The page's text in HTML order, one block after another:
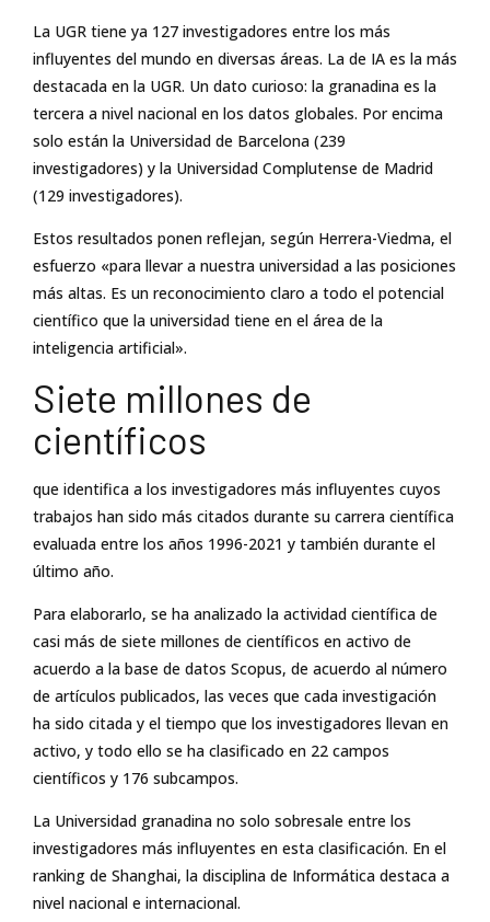
La UGR tiene ya 127 investigadores entre los más
influyentes del mundo en diversas áreas. La de IA es la más
destacada en la UGR. Un dato curioso: la granadina es la
tercera a nivel nacional en los datos globales. Por encima
solo están la Universidad de Barcelona (239
investigadores) y la Universidad Complutense de Madrid
(129 investigadores).
Estos resultados ponen reflejan, según Herrera-Viedma, el
esfuerzo «para llevar a nuestra universidad a las posiciones
más altas. Es un reconocimiento claro a todo el potencial
científico que la universidad tiene en el área de la
inteligencia artificial».
Siete millones de
científicos
que identifica a los investigadores más influyentes cuyos
trabajos han sido más citados durante su carrera científica
evaluada entre los años 1996-2021 y también durante el
último año.
Para elaborarlo, se ha analizado la actividad científica de
casi más de siete millones de científicos en activo de
acuerdo a la base de datos Scopus, de acuerdo al número
de artículos publicados, las veces que cada investigación
ha sido citada y el tiempo que los investigadores llevan en
activo, y todo ello se ha clasificado en 22 campos
científicos y 176 subcampos.
La Universidad granadina no solo sobresale entre los
investigadores más influyentes en esta clasificación. En el
ranking de Shanghai, la disciplina de Informática destaca a
nivel nacional e internacional.